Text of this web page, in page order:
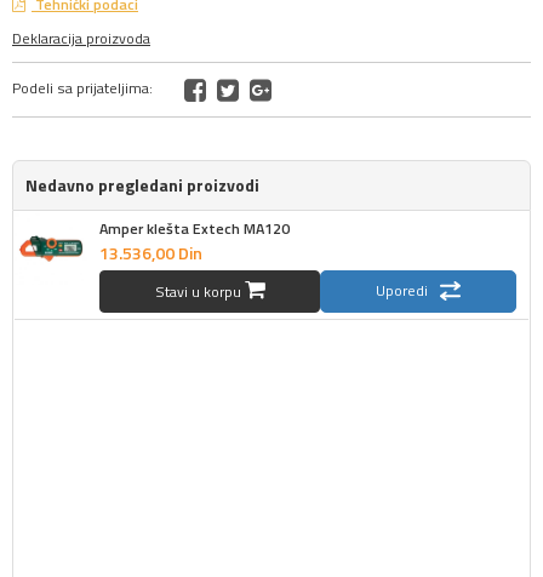
Deklaracija proizvoda
Podeli sa prijateljima:
Nedavno pregledani proizvodi
Amper klešta Extech MA120
13.536,00Din
Stavi u korpu Uporedi